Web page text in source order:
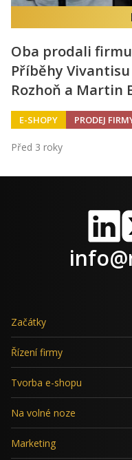
Oba prodali
Příběhy
Rozhoň a Martin
E-SHOPY PRODEJ
Před 3 roky
LinkedIn
X
Začátky
Řízení firmy
Tvorba e-shopu
Na volné noze
Marketing